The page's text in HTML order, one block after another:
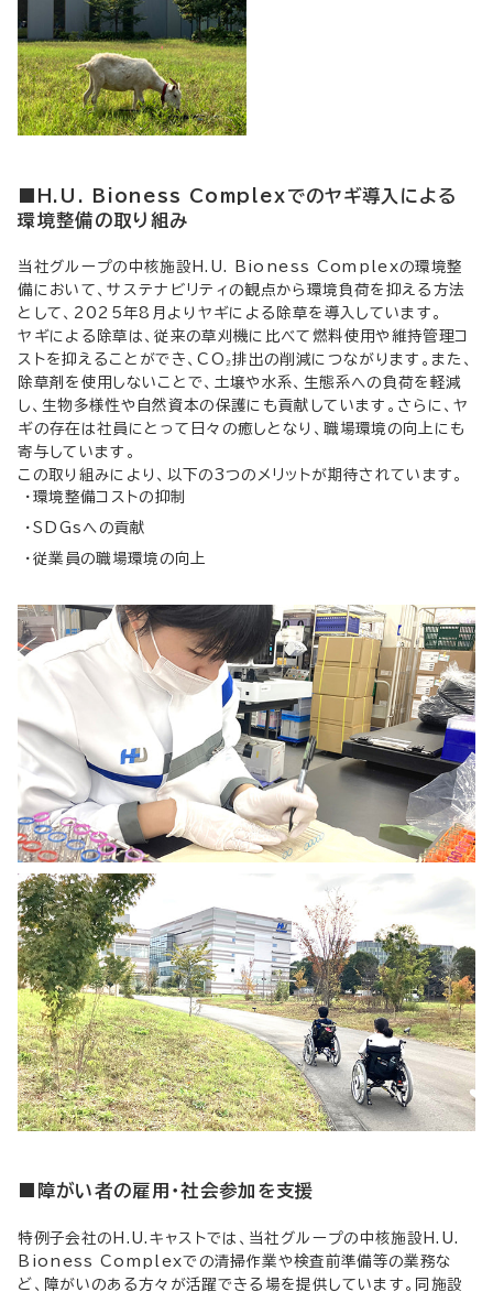
■H.U. Bioness Complexでのヤギ導入による
環境整備の取り組み
当社グループの中核施設H.U. Bioness Complexの環境整
備において、サステナビリティの観点から環境負荷を抑える方法
として、2025年8月よりヤギによる除草を導入しています。
ヤギによる除草は、従来の草刈機に比べて燃料使用や維持管理コ
ストを抑えることができ、CO₂排出の削減につながります。また、
除草剤を使用しないことで、土壌や水系、生態系への負荷を軽減
し、生物多様性や自然資本の保護にも貢献しています。さらに、ヤ
ギの存在は社員にとって日々の癒しとなり、職場環境の向上にも
寄与しています。
この取り組みにより、以下の3つのメリットが期待されています。
環境整備コストの抑制
SDGsへの貢献
従業員の職場環境の向上
■障がい者の雇用・社会参加を支援
特例子会社のH.U.キャストでは、当社グループの中核施設H.U.
Bioness Complexでの清掃作業や検査前準備等の業務な
ど、障がいのある方々が活躍できる場を提供しています。同施設